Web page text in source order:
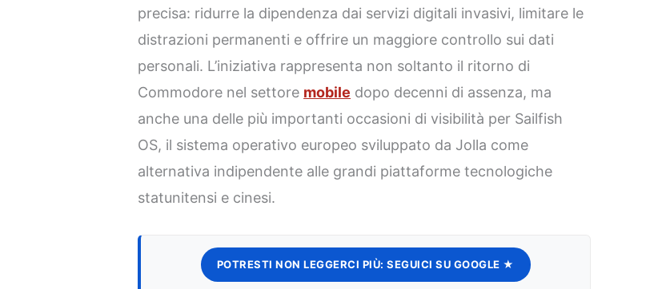
precisa: ridurre la dipendenza dai servizi digitali invasivi, limitare le
distrazioni permanenti e offrire un maggiore controllo sui dati
personali. L’iniziativa rappresenta non soltanto il ritorno di
Commodore nel settore mobile dopo decenni di assenza, ma
anche una delle più importanti occasioni di visibilità per Sailfish
OS, il sistema operativo europeo sviluppato da Jolla come
alternativa indipendente alle grandi piattaforme tecnologiche
statunitensi e cinesi.
POTRESTI NON LEGGERCI PIÙ: SEGUICI SU GOOGLE ★